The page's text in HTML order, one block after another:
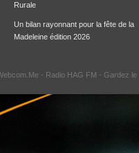
Rurale
Un bilan rayonnant pour la fête de la
Madeleine édition 2026
- Radio HAG FM - Gardez le